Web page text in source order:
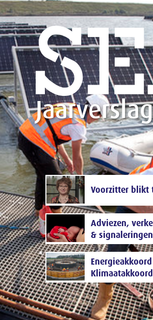
Voorzitter blikt
Adviezen,
& signaleringen
Klimaatakkoord